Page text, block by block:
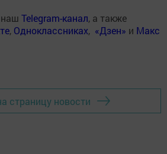
Telegram-канал, а также
, Одноклассниках, «Дзен» и Макс
страницу новости